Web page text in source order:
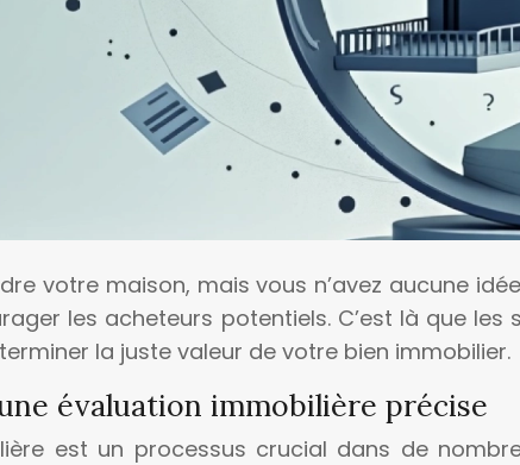
votre maison, mais vous n’avez aucune
les acheteurs potentiels. C’est là que
la juste valeur de votre bien immobilier.
évaluation immobilière précise
est un processus crucial dans de